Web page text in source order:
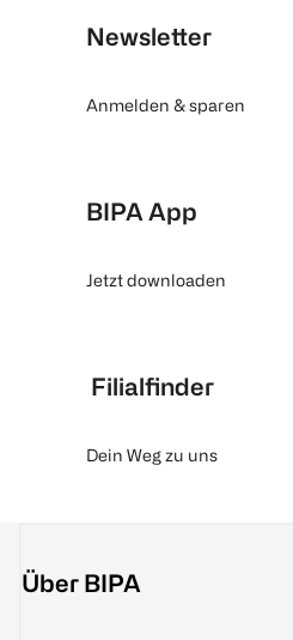
Newsletter
Anmelden & sparen
BIPA App
Jetzt downloaden
Filialfinder
Dein Weg zu uns
Über BIPA